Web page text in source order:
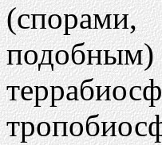
подобным)